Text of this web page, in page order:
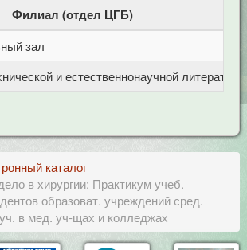
Филиал (отдел ЦГБ)
зал
и естественнонаучной литерат
каталог
в хирургии: Практикум учеб.
образоват. учреждений сред.
в мед. уч-щах и колледжах